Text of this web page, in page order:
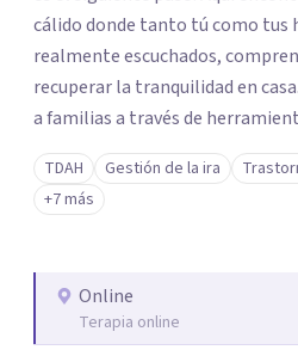
cálido donde tanto tú como tus
realmente escuchados,
recuperar la tranquilidad en casa. Me especializo en guiar
a familias a través de
adaptadas a la edad de cada
etiquetas y los tecnicismos. Mi
centra en entender las
necesaria para superar sus retos
comunicación entre ustedes. Acompaño a niños y
adolescentes que están lidiando
TDAH Gestión de la ira
+7 más
Online
Terapia online